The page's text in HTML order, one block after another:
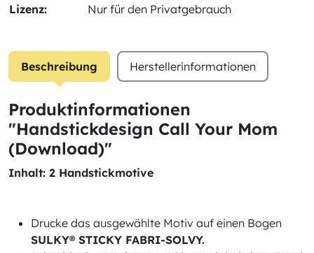
Lizenz: Nur für den Privatgebrauch
Beschreibung Herstellerinformationen
Produktinformationen
"Handstickdesign Call Your Mom
(Download)"
Inhalt: 2 Handstickmotive
Drucke das ausgewählte Motiv auf einen Bogen
SULKY® STICKY FABRI-SOLVY.